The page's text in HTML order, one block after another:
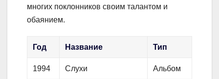
многих поклонников своим талантом и
обаянием.
Год Название Тип
1994 Слухи Альбом